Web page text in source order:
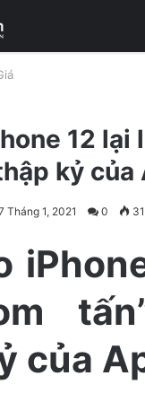
12 lại
kỷ của
Tháng 1, 2021 0
của